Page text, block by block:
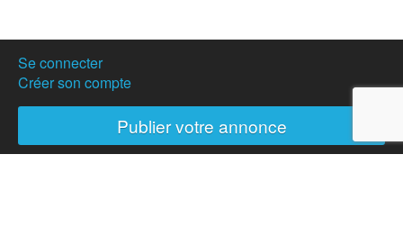
Se connecter
Créer son compte
Publier votre annonce